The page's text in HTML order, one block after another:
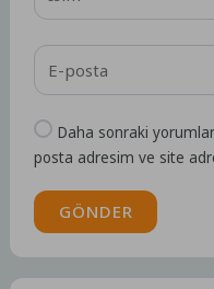
Daha sonraki
posta adresim ve site
GÖNDER